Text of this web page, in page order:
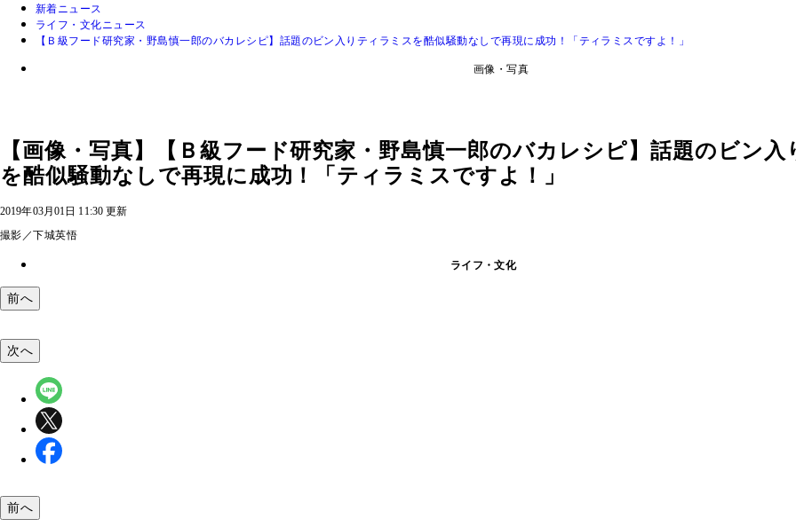
新着ニュース
ライフ・文化ニュース
【Ｂ級フード研究家・野島慎一郎のバカレシピ】話題のビン入りティラミスを酷似騒動なしで再現に成功！「ティラミスですよ！」
画像・写真
【画像・写真】【Ｂ級フード研究家・野島慎一郎のバカレシピ】話題のビン入
を酷似騒動なしで再現に成功！「ティラミスですよ！」
2019年03月01日 11:30 更新
撮影／下城英悟
ライフ・文化
前へ
次へ
前へ